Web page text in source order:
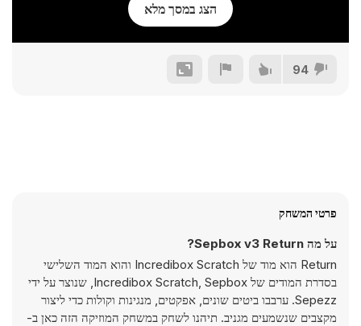
הצג במסך מלא
94
פרטי המשחק
על מה Sepbox v3 Return?
Return הוא מוד של Incredibox Scratch והוא המוד השלישי
בסדרת המודים של Incredibox Scratch, Sepbox, שנוצר על ידי
Sepezz. ערבבו ביטים שונים, אפקטים, מנגינות וקולות כדי ליצור
מקצבים שנשמעים מגניב. תיהנו לשחק במשחק המוזיקה הזה כאן ב-